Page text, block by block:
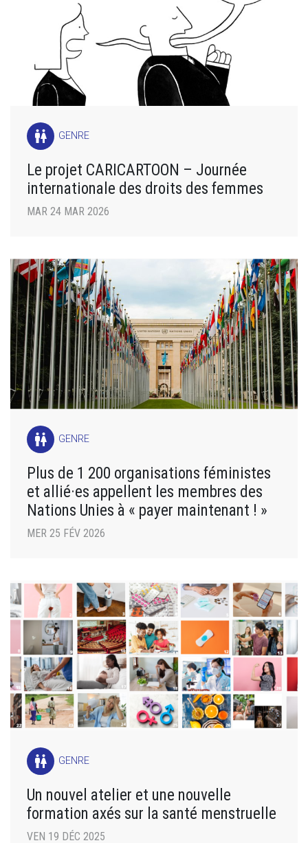
wc GENRE
Le projet CARICARTOON – Journée
internationale des droits des femmes
MAR 24 MAR 2026
wc GENRE
Plus de 1 200 organisations féministes
et allié·es appellent les membres des
Nations Unies à « payer maintenant ! »
MER 25 FÉV 2026
wc GENRE
Un nouvel atelier et une nouvelle
formation axés sur la santé menstruelle
VEN 19 DÉC 2025